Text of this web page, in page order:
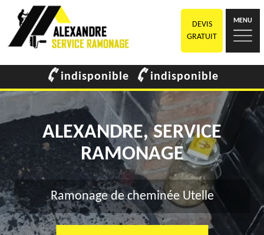
DEVIS
GRATUIT
MENU
indisponible indisponible
ALEXANDRE, SERVICE
RAMONAGE
Ramonage de cheminée Utelle